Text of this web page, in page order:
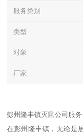
服务类别
类型
对象
厂家
彭州隆丰镇灭鼠公司服
在彭州隆丰镇，无论是